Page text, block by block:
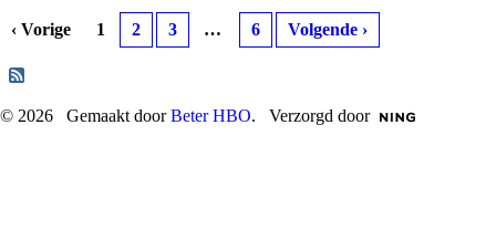
‹ Vorige 1 2 3 … 6 Volgende ›
© 2026 Gemaakt doorBeter HBO. Verzorgd door